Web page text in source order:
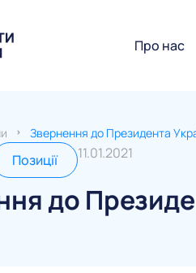
Про нас
Звернення до Президента
Позиції 11.01.2021
до